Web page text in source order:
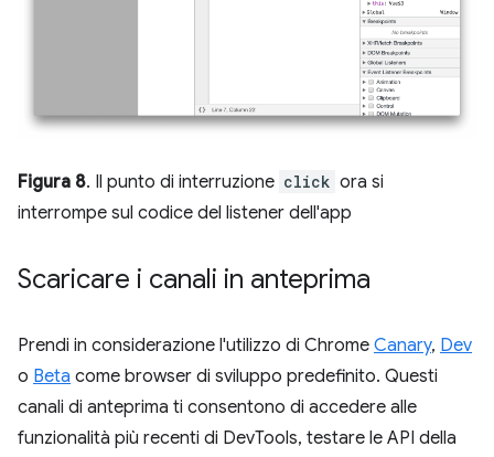
Figura 8. Il punto di interruzione click ora si
interrompe sul codice del listener dell'app
Scaricare i canali in anteprima
Prendi in considerazione l'utilizzo di Chrome Canary, Dev
o Beta come browser di sviluppo predefinito. Questi
canali di anteprima ti consentono di accedere alle
funzionalità più recenti di DevTools, testare le API della